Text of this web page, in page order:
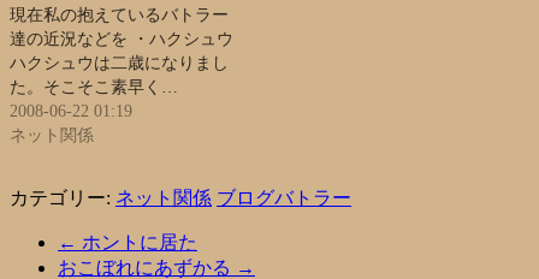
現在私の抱えているバトラー
達の近況などを ・ハクシュウ
ハクシュウは二歳になりまし
た。そこそこ素早く…
2008-06-22 01:19
ネット関係
カテゴリー: ネット関係 ブログバトラー
← ホントに居た
おこぼれにあずかる →